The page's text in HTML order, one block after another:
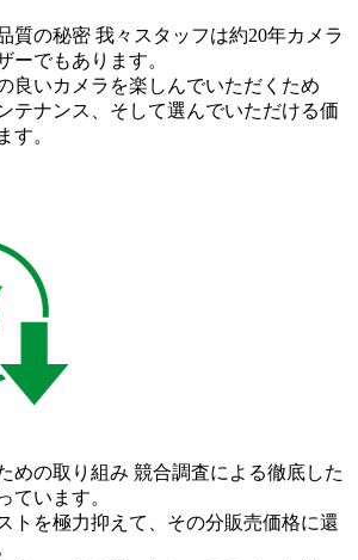
質の秘密 我々スタッフは約20年カメラ
ーでもあります。
良いカメラを楽しんでいただくため
テナンス、そして選んでいただける価
す。
めの取り組み 競合調査による徹底した
ています。
トを極力抑えて、その分販売価格に還